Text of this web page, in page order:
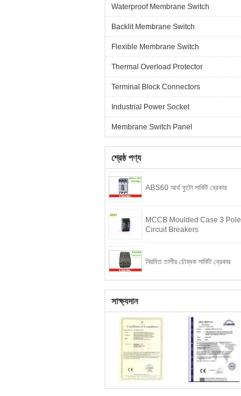
Waterproof Membrane Switch
Backlit Membrane Switch
Flexible Membrane Switch
Thermal Overload Protector
Terminal Block Connectors
Industrial Power Socket
Membrane Switch Panel
শ্রেষ্ঠ পণ্য
ABS60 আর্থ ফুটো সার্কিট ব্রেকার
MCCB Moulded Case 3 Pole
Circuit Breakers
নিয়মিত তাপীয় চৌম্বক সার্কিট ব্রেকার
সাক্ষ্যদান